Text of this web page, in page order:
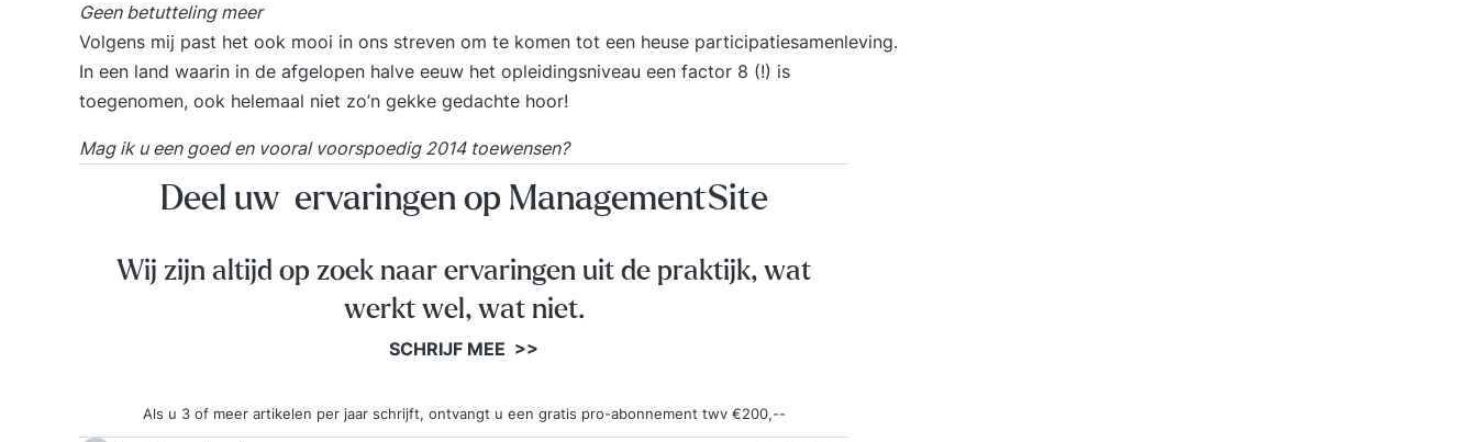
Geen betutteling meer
Volgens mij past het ook mooi in ons streven om te komen tot een heuse participatiesamenleving.
In een land waarin in de afgelopen halve eeuw het opleidingsniveau een factor 8 (!) is
toegenomen, ook helemaal niet zo’n gekke gedachte hoor!
Mag ik u een goed en vooral voorspoedig 2014 toewensen?
Deel uw ervaringen op ManagementSite
Wij zijn altijd op zoek naar ervaringen uit de praktijk, wat
werkt wel, wat niet.
SCHRIJF MEE >>
Als u 3 of meer artikelen per jaar schrijft, ontvangt u een gratis pro-abonnement twv €200,--